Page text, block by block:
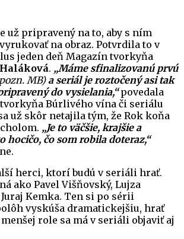
už pripravený na to, aby s ním
na obraz. Potvrdila to v
jeden deň Magazín tvorkyňa
. „Máme sfinalizovanú prvú
MB)a seriál je roztočený asi tak
do vysielania,“povedala
Búrlivého vína či seriálu
už skôr netajila tým, že Rok koňa
„Je to väčšie, krajšie a
hocičo, čo som robila doteraz,“
herci, ktorí budú v seriáli hrať.
ako Pavel Višňovský, Lujza
Kemka. Ten si po sérii
vyskúša dramatickejšiu, hrať
role sa má v seriáli objaviť aj